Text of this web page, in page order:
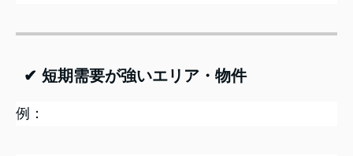
✔ 短期需要が強いエリア・物件
例：